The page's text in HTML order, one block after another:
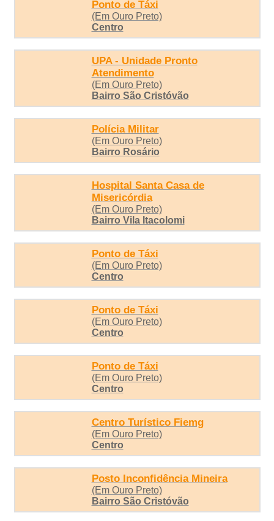
Ponto de Táxi
(Em Ouro Preto)
Centro
UPA - Unidade Pronto
Atendimento
(Em Ouro Preto)
Bairro São Cristóvão
Polícia Militar
(Em Ouro Preto)
Bairro Rosário
Hospital Santa Casa de
Misericórdia
(Em Ouro Preto)
Bairro Vila Itacolomi
Ponto de Táxi
(Em Ouro Preto)
Centro
Ponto de Táxi
(Em Ouro Preto)
Centro
Ponto de Táxi
(Em Ouro Preto)
Centro
Centro Turístico Fiemg
(Em Ouro Preto)
Centro
Posto Inconfidência Mineira
(Em Ouro Preto)
Bairro São Cristóvão